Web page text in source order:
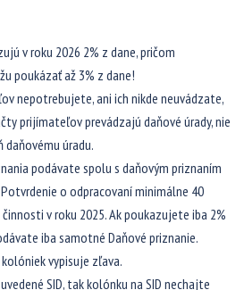
v roku 2026 2% z dane, pričom
poukázať až 3% z dane!
nepotrebujete, ani ich nikde neuvádzate,
prijímateľov prevádzajú daňové úrady, nie
daňovému úradu.
podávate spolu s daňovým priznaním
o odpracovaní minimálne 40
v roku 2025. Ak poukazujete iba 2%
iba samotné Daňové priznanie.
vypisuje zľava.
SID, tak kolónku na SID nechajte